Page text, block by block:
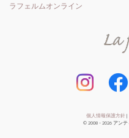
ラフェルムオンライン
個人情報保護方針 |
© 2008 - 2026 アン